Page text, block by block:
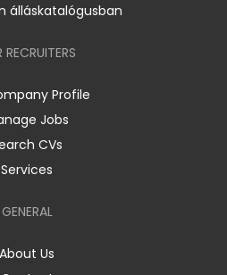
álláskatalógusban
RECRUITERS
Profile
Jobs
CVs
Services
GENERAL
About Us